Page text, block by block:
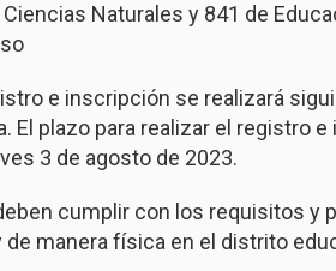
Naturales y 841 de
e inscripción se realizará
El plazo para realizar el registro
3 de agosto de 2023.
cumplir con los requisitos y
de manera física en el distrito